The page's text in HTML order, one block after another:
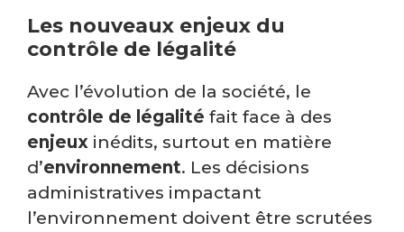
Les nouveaux enjeux du
contrôle de légalité
Avec l’évolution de la société, le
contrôle de légalité fait face à des
enjeux inédits, surtout en matière
d’environnement. Les décisions
administratives impactant
l’environnement doivent être scrutées